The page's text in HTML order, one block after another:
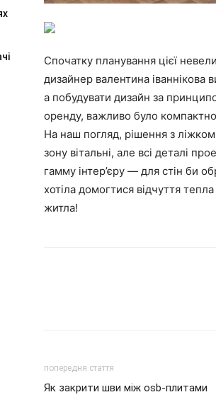
Спочатку планування цієї
дизайнер валентина іваннікова
а побудувати дизайн за
оренду, важливо було компактно
На наш погляд, рішення з
зону вітальні, але всі деталі
гамму інтер’єру — для стін би
хотіла домогтися відчуття
житла!
попередня стаття
Як закрити шви між osb-плитами